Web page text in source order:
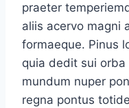
praeter
aliis acervo magni
formaeque. Pinus
quia dedit sui
mundum nuper
regna pontus